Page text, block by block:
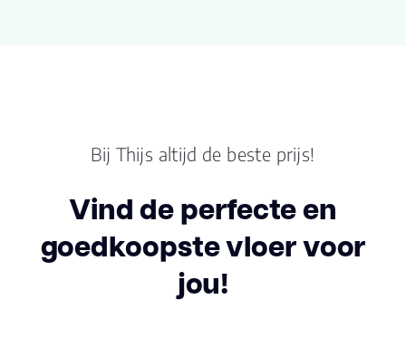
Gebruiksklasse
consumenten
woongebruik
Gebruiksklasse project
31 - licht
projectgebruik
Bij Thijs altijd de beste prijs!
Vind de perfecte en
goedkoopste vloer voor
jou!